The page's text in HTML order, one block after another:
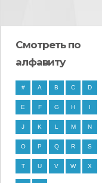
Смотреть по
алфавиту
# A B C D
E F G H I
J K L M N
O P Q R S
T U V W X